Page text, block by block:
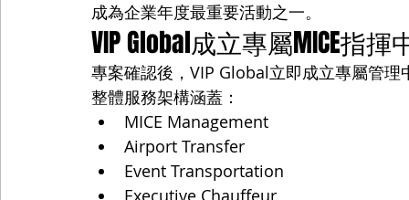
成為企業年度最重要活動之一。
VIP Global成立專屬MICE指揮
專案確認後，VIP Global立即成立專屬管理
整體服務架構涵蓋：
MICE Management
Airport Transfer
Event Transportation